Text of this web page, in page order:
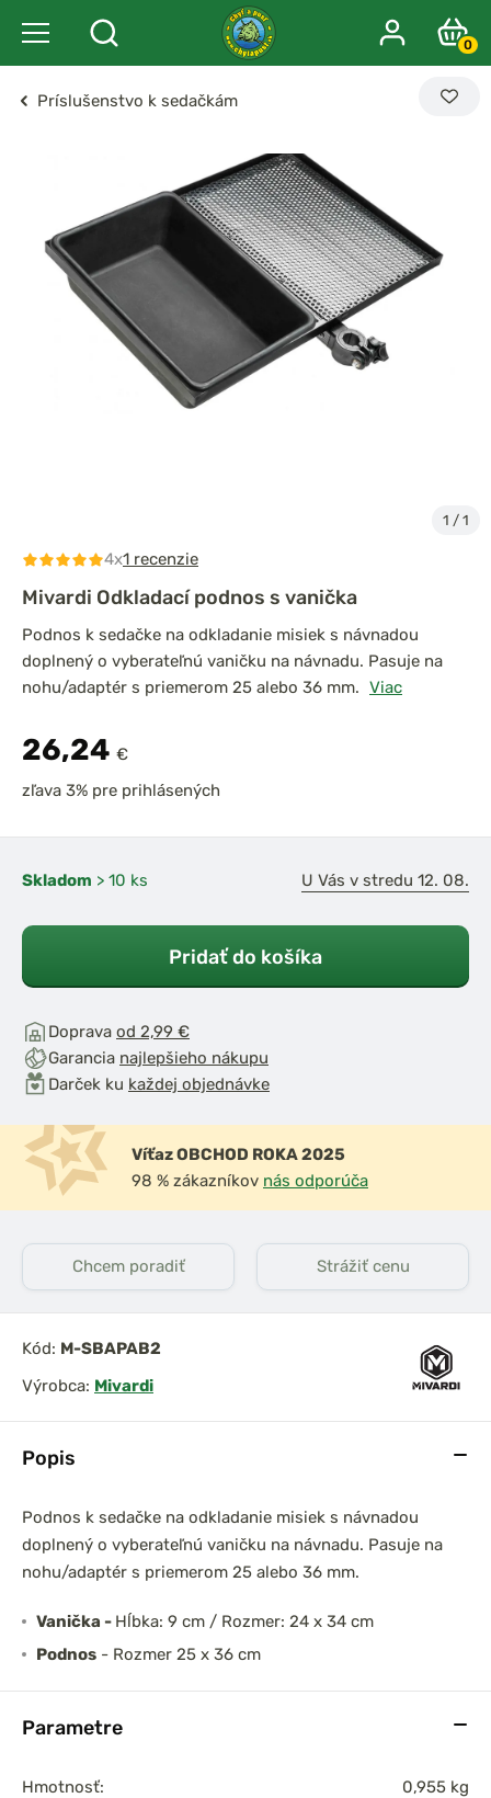
0
Príslušenstvo k sedačkám
1 / 1
Popis
Podnos k sedačke na odkladanie misiek s návnadou
doplnený o vyberateľnú vaničku na návnadu. Pasuje na
nohu/adaptér s priemerom 25 alebo 36 mm.
Vanička - Hĺbka: 9 cm / Rozmer: 24 x 34 cm
Podnos- Rozmer 25 x 36 cm
Parametre
Hmotnosť: 0,955 kg
4x1 recenzie
Mivardi Odkladací podnos s vanička
Podnos k sedačke na odkladanie misiek s návnadou
doplnený o vyberateľnú vaničku na návnadu. Pasuje na
nohu/adaptér s priemerom 25 alebo 36 mm. Viac
26,24 €
zľava 3% pre prihlásených
Skladom > 10 ks U Vás v stredu 12. 08.
Pridať do košíka
Doprava od 2,99 €
Garancia najlepšieho nákupu
Darček ku každej objednávke
Víťaz OBCHOD ROKA 2025
98 % zákazníkov nás odporúča
Chcem poradiť Strážiť cenu
Kód: M-SBAPAB2
Výrobca: Mivardi